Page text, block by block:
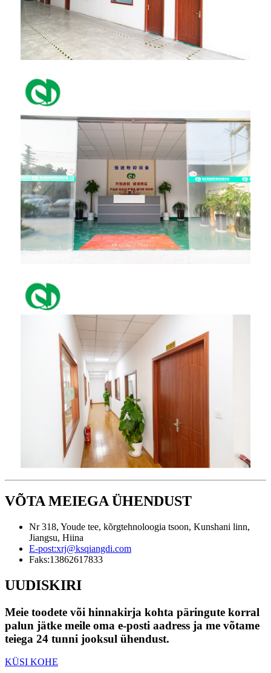
VÕTA MEIEGA ÜHENDUST
Nr 318, Youde tee, kõrgtehnoloogia tsoon, Kunshani linn,
Jiangsu, Hiina
E-post:xrj@ksqiangdi.com
Faks:13862617833
UUDISKIRI
Meie toodete või hinnakirja kohta päringute korral
palun jätke meile oma e-posti aadress ja me võtame
teiega 24 tunni jooksul ühendust.
KÜSI KOHE